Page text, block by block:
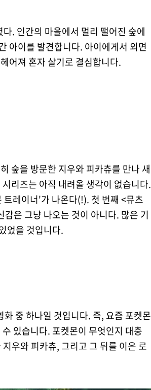
. 인간의 마을에서 멀리 떨어진 숲에
아이를 발견합니다. 아이에게서 외면
어져 혼자 살기로 결심합니다.
숲을 방문한 지우와 피카츄를 만나 새
리즈는 아직 내려올 생각이 없습니다.
레이너'가 나온다(!). 첫 번째 <뮤츠
은 그냥 나오는 것이 아니다. 많은 기
었을 것입니다.
중 하나일 것입니다. 즉, 요즘 포켓몬
있습니다. 포켓몬이 무엇인지 대충
우와 피카츄, 그리고 그 뒤를 이은 로